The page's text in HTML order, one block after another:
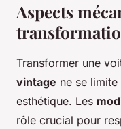
Aspects
Transformer une
vintage ne se limite
esthétique. Les
rôle crucial pour